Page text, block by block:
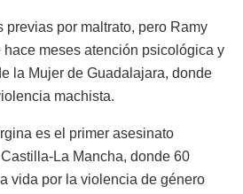
previas por maltrato, pero Ramy
meses atención psicológica y
la Mujer de Guadalajara, donde
machista.
es el primer asesinato
La Mancha, donde 60
vida por la violencia de género